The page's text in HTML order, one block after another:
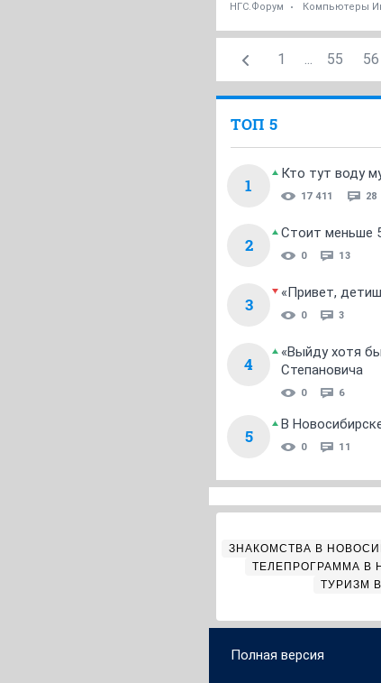
НГС.Форум Компьютеры
1 ... 55 56
ТОП 5
1
Кто тут воду
17 411 28
2
Стоит меньше
0 13
3
«Привет,
0 3
4
«Выйду хотя
Степановича
0 6
5
В
0 11
ЗНАКОМСТВА В
ТЕЛЕПРОГРАММА В
ТУРИЗМ
Полная версия